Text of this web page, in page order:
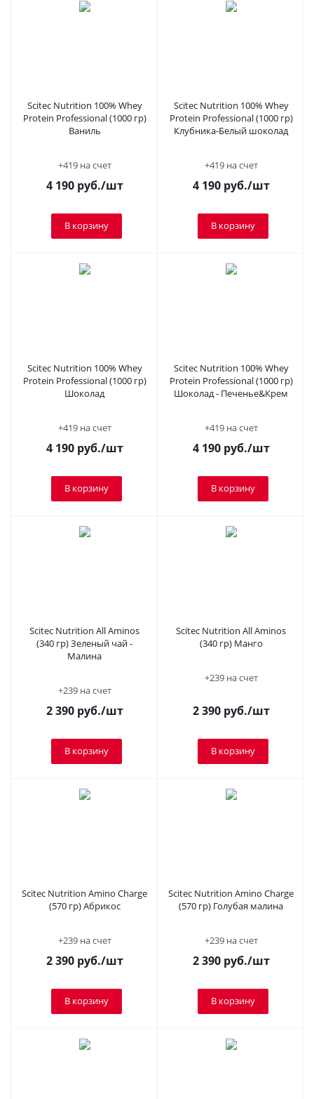
Scitec Nutrition 100% Whey
Protein Professional (1000 гр)
Ваниль
+419 на счет
4 190руб./шт
В корзину
Scitec Nutrition 100% Whey
Protein Professional (1000 гр)
Клубника-Белый шоколад
+419 на счет
4 190руб./шт
В корзину
Scitec Nutrition 100% Whey
Protein Professional (1000 гр)
Шоколад
+419 на счет
4 190руб./шт
В корзину
Scitec Nutrition 100% Whey
Protein Professional (1000 гр)
Шоколад - Печенье&Крем
+419 на счет
4 190руб./шт
В корзину
Scitec Nutrition All Aminos
(340 гр) Зеленый чай -
Малина
+239 на счет
2 390руб./шт
В корзину
Scitec Nutrition All Aminos
(340 гр) Манго
+239 на счет
2 390руб./шт
В корзину
Scitec Nutrition Amino Charge
(570 гр) Абрикос
+239 на счет
2 390руб./шт
В корзину
Scitec Nutrition Amino Charge
(570 гр) Голубая малина
+239 на счет
2 390руб./шт
В корзину